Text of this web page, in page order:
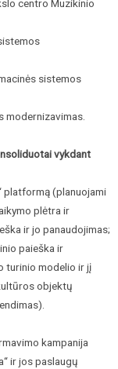
centro Muzikinio
sistemos
modernizavimas.
vykdant
platformą (planuojami
plėtra ir
ir jo panaudojimas;
paieška ir
turinio modelio ir jį
objektų
kampanija
ir jos paslaugų